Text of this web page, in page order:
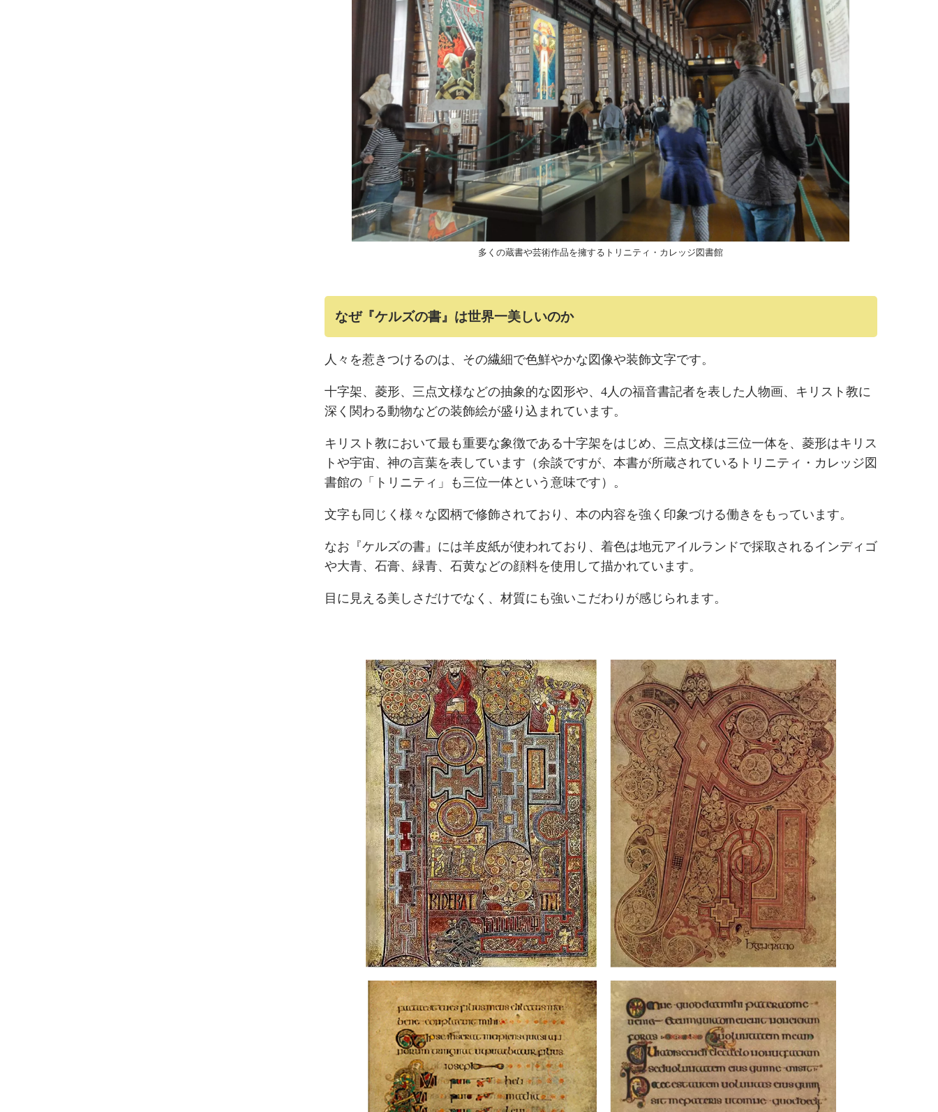
多くの蔵書や芸術作品を擁するトリニティ・カレッジ図書館
なぜ『ケルズの書』は世界一美しいのか
人々を惹きつけるのは、その繊細で色鮮やかな図像や装飾文字です。
十字架、菱形、三点文様などの抽象的な図形や、4人の福音書記者を表した人物画、キリスト教に
深く関わる動物などの装飾絵が盛り込まれています。
キリスト教において最も重要な象徴である十字架をはじめ、三点文様は三位一体を、菱形はキリス
トや宇宙、神の言葉を表しています（余談ですが、本書が所蔵されているトリニティ・カレッジ図
書館の「トリニティ」も三位一体という意味です）。
文字も同じく様々な図柄で修飾されており、本の内容を強く印象づける働きをもっています。
なお『ケルズの書』には羊皮紙が使われており、着色は地元アイルランドで採取されるインディゴ
や大青、石膏、緑青、石黄などの顔料を使用して描かれています。
目に見える美しさだけでなく、材質にも強いこだわりが感じられます。